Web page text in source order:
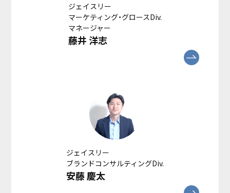
ジェイスリー
マーケティング・グロースDiv.
マネージャー
藤井 洋志
ジェイスリー
ブランドコンサルティングDiv.
安藤 慶太